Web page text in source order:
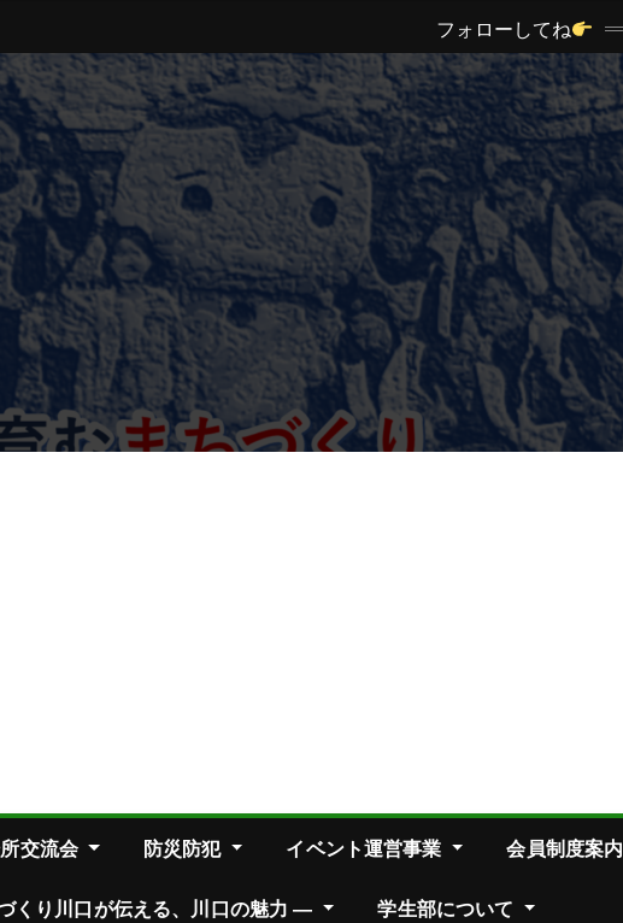
フォローしてね
交流会 防災防犯 イベント運営事業 会員制度案内
くり川口が伝える、川口の魅力 ― 学生部について